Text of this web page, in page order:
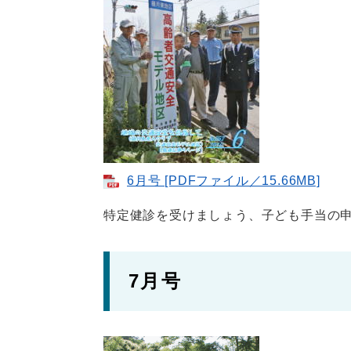
6月号 [PDFファイル／15.66MB]
特定健診を受けましょう、子ども手当の
7月号